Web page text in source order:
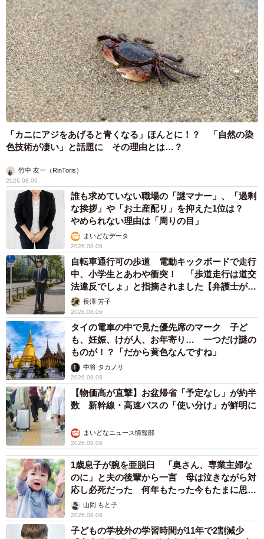
「カニにアジをあげると青くなる」ほんとに！？ 「自然の染
色技術が凄い」と話題に その理由とは…？
竹中 友一（RinToris）
2026.08.06
誰も求めていない職場の「謎マナー」、「過剰
な挨拶」や「お土産配り」を抑えた1位は？
やめられない理由は「周りの目」
まいどなデータ
2026.08.06
自転車通行可の歩道 電動キックボードで走行
中、小学生とあわや衝突！ 「歩道走行は道交
法違反でしょ」と指摘されました【弁護士が解
説】長澤 芳子
2026.08.06
タイの電車の中で見た優先席のマーク 子ど
も、妊娠、けが人、お年寄り… 一つだけ謎の
ものが！？「だから黄色なんですね」
中将 タカノリ
2026.08.06
【物価高が直撃】お盆帰省「予定なし」が約半
数 新幹線・高速バスの「使い分け」が鮮明に
まいどなニュース情報部
2026.08.06
1歳息子が腕を亜脱臼 「奥さん、専業主婦な
のに」と夫の後輩から一言 母は泣きながら対
応し必死だった 何年もたった今もたまに思い
出し…山岡 もと子
2026.08.06
子どもの学校外の学習時間が11年で2割減少